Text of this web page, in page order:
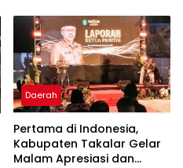
2026
Daerah
Pertama di Indonesia,
Kabupaten Takalar Gelar
Malam Apresiasi dan